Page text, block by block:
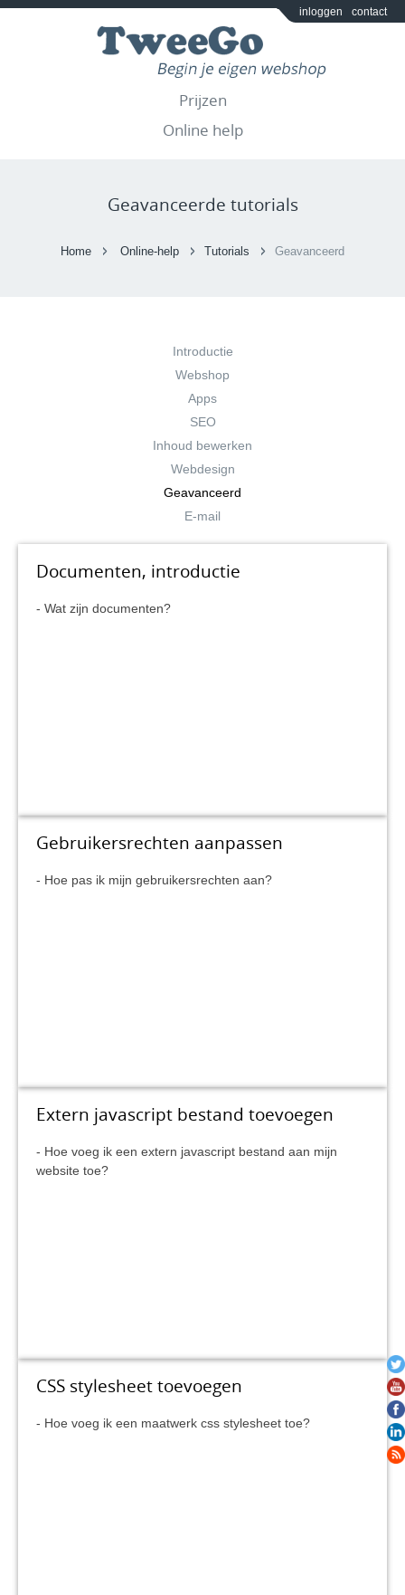
inloggen contact
Prijzen
Online help
Geavanceerde tutorials
Home Online-help Tutorials Geavanceerd
Introductie
Webshop
Apps
SEO
Inhoud bewerken
Webdesign
Geavanceerd
E-mail
Documenten, introductie
Wat zijn documenten?
Gebruikersrechten aanpassen
Hoe pas ik mijn gebruikersrechten aan?
Extern javascript bestand toevoegen
Hoe voeg ik een extern javascript bestand aan mijn
website toe?
CSS stylesheet toevoegen
Hoe voeg ik een maatwerk css stylesheet toe?